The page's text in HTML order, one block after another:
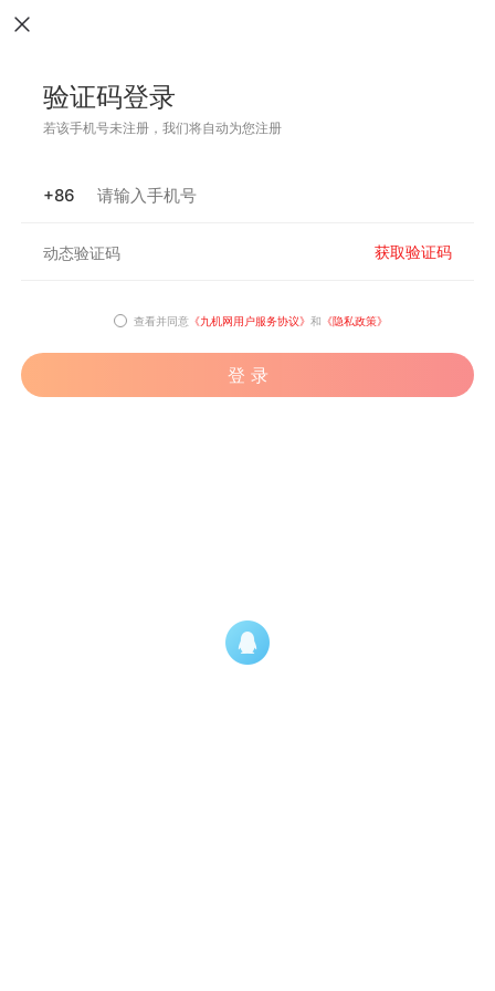
验证码登录
若该手机号未注册，我们将自动为您注册
+86
获取验证码
查看并同意 《九机网用户服务协议》 和 《隐私政策》
登 录